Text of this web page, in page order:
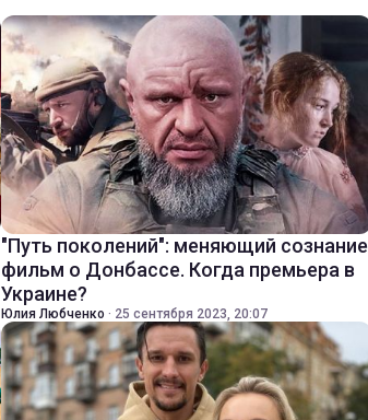
"Путь поколений": меняющий сознание
фильм о Донбассе. Когда премьера в
Украине?
Юлия Любченко · 25 сентября 2023, 20:07